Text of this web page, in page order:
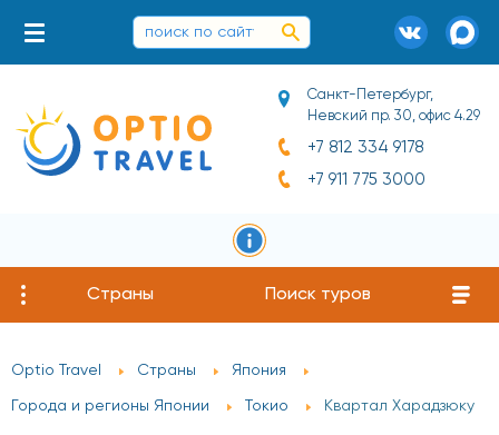
Санкт-Петербург,
Невский пр. 30, офис 4.29
+7 812 334 9178
+7 911 775 3000
Страны Поиск туров
Optio Travel Страны Япония
Города и регионы Японии Токио Квартал Харадзюку